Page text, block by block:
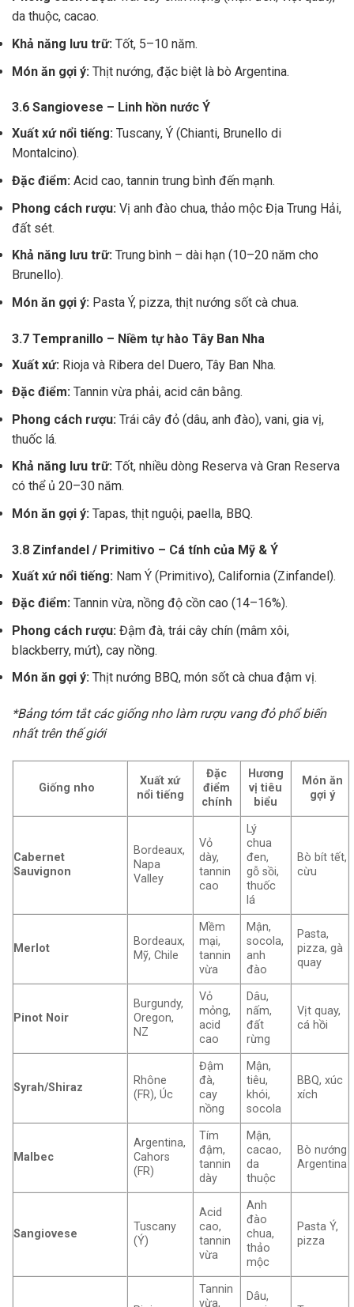
da thuộc, cacao.
Khả năng lưu trữ: Tốt, 5–10 năm.
Món ăn gợi ý: Thịt nướng, đặc biệt là bò Argentina.
3.6 Sangiovese – Linh hồn nước Ý
Xuất xứ nổi tiếng: Tuscany, Ý (Chianti, Brunello di
Montalcino).
Đặc điểm: Acid cao, tannin trung bình đến mạnh.
Phong cách rượu: Vị anh đào chua, thảo mộc Địa Trung Hải,
đất sét.
Khả năng lưu trữ: Trung bình – dài hạn (10–20 năm cho
Brunello).
Món ăn gợi ý: Pasta Ý, pizza, thịt nướng sốt cà chua.
3.7 Tempranillo – Niềm tự hào Tây Ban Nha
Xuất xứ: Rioja và Ribera del Duero, Tây Ban Nha.
Đặc điểm: Tannin vừa phải, acid cân bằng.
Phong cách rượu: Trái cây đỏ (dâu, anh đào), vani, gia vị,
thuốc lá.
Khả năng lưu trữ: Tốt, nhiều dòng Reserva và Gran Reserva
có thể ủ 20–30 năm.
Món ăn gợi ý: Tapas, thịt nguội, paella, BBQ.
3.8 Zinfandel / Primitivo – Cá tính của Mỹ & Ý
Xuất xứ nổi tiếng: Nam Ý (Primitivo), California (Zinfandel).
Đặc điểm: Tannin vừa, nồng độ cồn cao (14–16%).
Phong cách rượu: Đậm đà, trái cây chín (mâm xôi,
blackberry, mứt), cay nồng.
Món ăn gợi ý: Thịt nướng BBQ, món sốt cà chua đậm vị.
*Bảng tóm tắt các giống nho làm rượu vang đỏ phổ biến
nhất trên thế giới
Giống nho
Xuất xứ
nổi tiếng
Đặc
điểm
chính
Hương
vị tiêu
biểu
Món ăn
gợi ý
Cabernet
Sauvignon
Bordeaux,
Napa
Valley
Vỏ
dày,
tannin
cao
Lý
chua
đen,
gỗ sồi,
thuốc
lá
Bò bít tết,
cừu
Merlot
Bordeaux,
Mỹ, Chile
Mềm
mại,
tannin
vừa
Mận,
socola,
anh
đào
Pasta,
pizza, gà
quay
Pinot Noir
Burgundy,
Oregon,
NZ
Vỏ
mỏng,
acid
cao
Dâu,
nấm,
đất
rừng
Vịt quay,
cá hồi
Syrah/Shiraz
Rhône
(FR), Úc
Đậm
đà,
cay
nồng
Mận,
tiêu,
khói,
socola
BBQ, xúc
xích
Malbec
Argentina,
Cahors
(FR)
Tím
đậm,
tannin
dày
Mận,
cacao,
da
thuộc
Bò nướng
Argentina
Sangiovese
Tuscany
(Ý)
Acid
cao,
tannin
vừa
Anh
đào
chua,
thảo
mộc
Pasta Ý,
pizza
Tannin
vừa,
Dâu,